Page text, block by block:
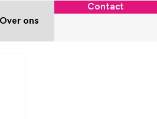
Over ons
Contact